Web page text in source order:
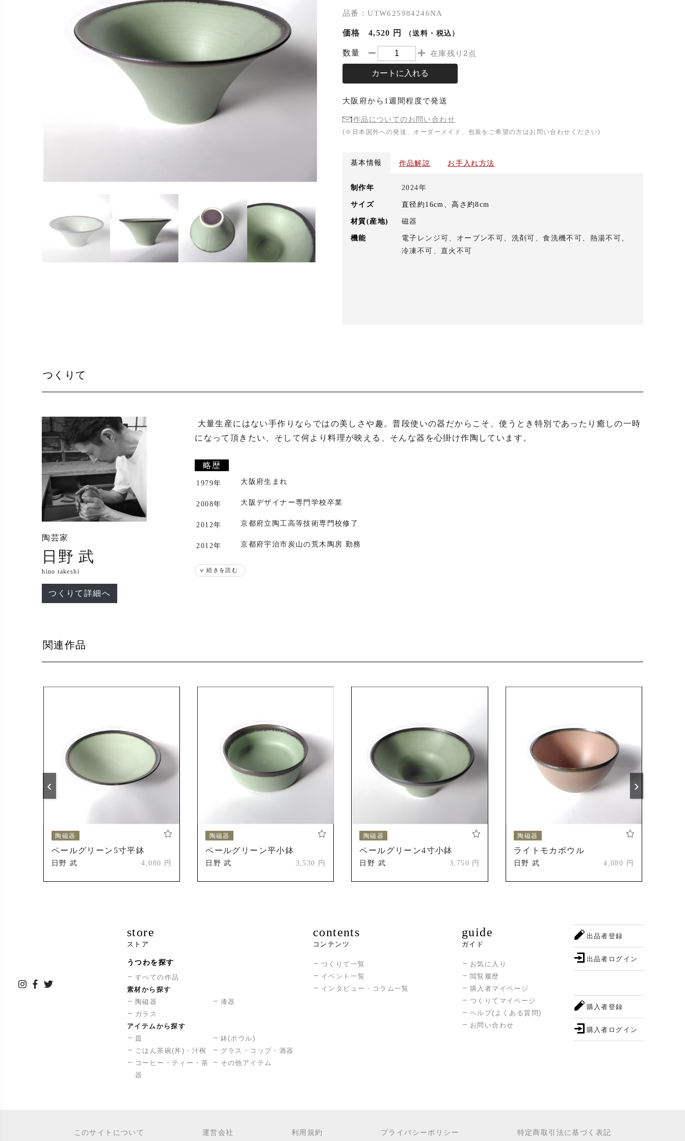
品番：UTW625984246NA
価格 4,520 円 （送料・税込）
数量 在庫残り2点
カートに入れる
大阪府から 1週間程度で発送
作品についてのお問い合わせ
(※日本国外への発送、オーダーメイド、包装をご希望の方はお問い合わせください)
基本情報 作品解説 お手入れ方法
制作年 2024年
サイズ 直径約16cm、高さ約8cm
材質(産地) 磁器
機能
電子レンジ可、オーブン不可、洗剤可、食洗機不可、熱湯不可、
冷凍不可、直火不可
つくりて
陶芸家
日野 武
hino takeshi
つくりて詳細へ
になって頂きたい、そして何より料理が映える、そんな器を心掛け作陶しています。
略歴
1979年 大阪府生まれ
2008年 大阪デザイナー専門学校卒業
2012年 京都府立陶工高等技術専門校修了
2012年 京都府宇治市炭山の荒木陶房 勤務
2013年
大阪府枚方市に築窯
陶房「粋凛窯」にて作陶開始
2019年 浜松のギャラリーにて個展
続きを読む
関連作品
陶磁器
ペールグリーン5寸平鉢
日野 武 4,080 円
陶磁器
ペールグリーン平小鉢
日野 武 3,530 円
陶磁器
ペールグリーン4寸小鉢
日野 武 3,750 円
陶磁器
ライトモカボウル
日野 武 4,080 円
‹ ›
store
ストア
うつわを探す
すべての作品
素材から探す
陶磁器
漆器
ガラス
アイテムから探す
皿
鉢(ボウル)
ごはん茶碗(丼)・汁椀
グラス・コップ・酒器
コーヒー・ティー・茶
器
その他アイテム
contents
コンテンツ
つくりて一覧
イベント一覧
インタビュー・コラム一覧
guide
ガイド
お気に入り
閲覧履歴
購入者マイページ
つくりてマイページ
ヘルプ(よくある質問)
お問い合わせ
出品者登録
出品者ログイン
購入者登録
購入者ログイン
このサイトについて 運営会社 利用規約 プライバシーポリシー 特定商取引法に基づく表記